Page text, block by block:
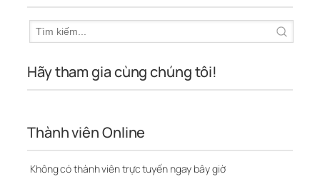
Hãy tham gia cùng chúng tôi!
Thành viên Online
Không có thành viên trực tuyến ngay bây giờ